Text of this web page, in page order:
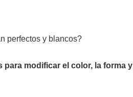
perfectos y blancos?
modificar el color, la forma y